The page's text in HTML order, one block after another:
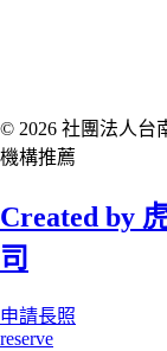
© 2026 社團法人台
機構推薦
Created by
司
申請長照
reserve